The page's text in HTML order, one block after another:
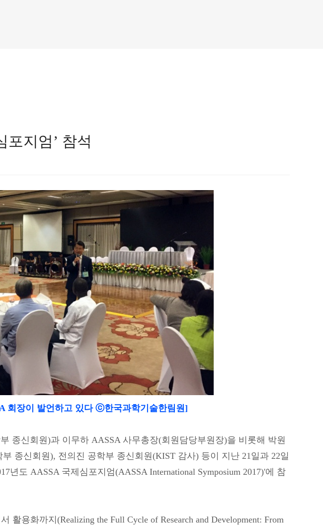
포지엄’ 참석
회장이 발언하고 있다ⓒ한국과학기술한림원]
종신회원)과 이무하 AASSA 사무총장(회원담당부원장)을 비롯해 박원
종신회원), 전의진 공학부 종신회원(KIST 감사) 등이 지난 21일과 22일
년도 AASSA 국제심포지엄(AASSA International Symposium 2017)'에 참
활용화까지(Realizing the Full Cycle of Research and Development: From